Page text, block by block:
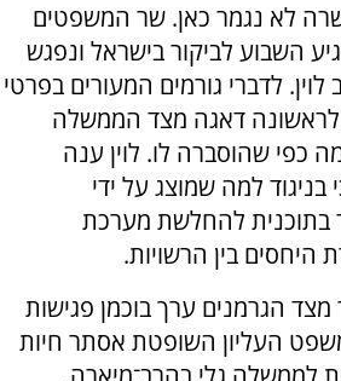
לא נגמר כאן. שר המשפטים
השבוע לביקור בישראל ונפגש
לדברי גורמים המעורים בפרטי
לראשונה דאגה מצד הממשלה
כפי שהוסברה לו. לוין ענה
בניגוד למה שמוצג על ידי
בתוכנית להחלשת מערכת
בין הרשויות.
מצד הגרמנים ערך בוכמן פגישות
העליון השופטת אסתר חיות